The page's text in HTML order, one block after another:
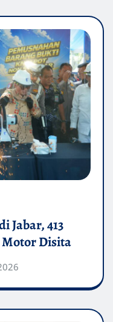
Jabar, 413
Motor Disita